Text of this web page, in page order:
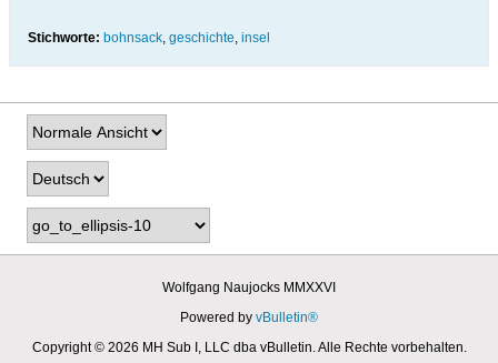
Stichworte: bohnsack, geschichte, insel
Wolfgang Naujocks MMXXVI
Powered by vBulletin®
Copyright © 2026 MH Sub I, LLC dba vBulletin. Alle Rechte vorbehalten.